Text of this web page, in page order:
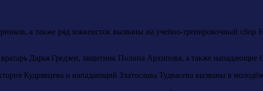
а также ряд хоккеисток вызваны на учебно-тренировочный
Дарья Гредзен, защитник Полина Архипова, а также
Кудрявцева и нападающий Златослава Тудвасева вызваны в